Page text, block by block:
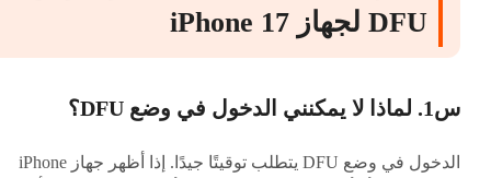
DFU لجهاز iPhone 17
س1. لماذا لا يمكنني الدخول في وضع DFU؟
الدخول في وضع DFU يتطلب توقيتًا جيدًا. إذا أظهر جهاز iPhone